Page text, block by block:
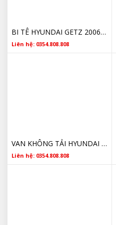
BI TÊ HYUNDAI GETZ 2006- 2010 4142122810 CHÍNH HÃNG GIÁ RẺ
Liên hệ: 0354.808.808
VAN KHÔNG TẢI HYUNDAI GETZ GIÁ RẺ BẢO HÀNH LÂU DÀI
Liên hệ: 0354.808.808